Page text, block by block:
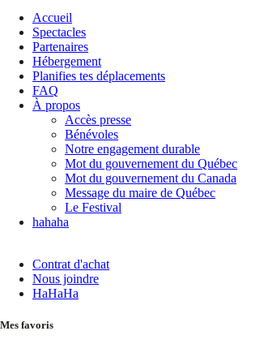
Accueil
Spectacles
Partenaires
Hébergement
Planifies tes déplacements
FAQ
À propos
Accès presse
Bénévoles
Notre engagement durable
Mot du gouvernement du Québec
Mot du gouvernement du Canada
Message du maire de Québec
Le Festival
hahaha
Contrat d'achat
Nous joindre
HaHaHa
Mes favoris